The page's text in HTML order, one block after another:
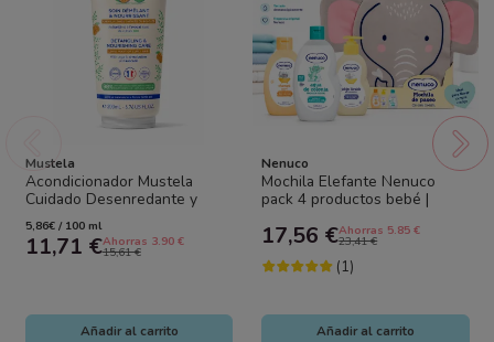
Mustela
Acondicionador Mustela
Cuidado Desenredante y
Nutritivo 200 ml – Cabello
Largo,...
5,86€ / 100 ml
11,71 €Ahorras 3.90 €
15,61 €
Añadir al carrito
Nenuco
Mochila Elefante Nenuco
pack 4 productos bebé |
hidratante
17,56 €Ahorras 5.85 €
23,41 €
(1)
Añadir al carrito